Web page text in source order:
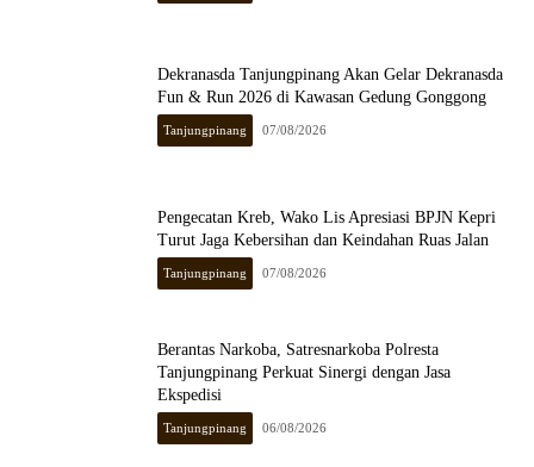
Dekranasda Tanjungpinang Akan Gelar Dekranasda
Fun & Run 2026 di Kawasan Gedung Gonggong
Tanjungpinang 07/08/2026
Pengecatan Kreb, Wako Lis Apresiasi BPJN Kepri
Turut Jaga Kebersihan dan Keindahan Ruas Jalan
Tanjungpinang 07/08/2026
Berantas Narkoba, Satresnarkoba Polresta
Tanjungpinang Perkuat Sinergi dengan Jasa
Ekspedisi
Tanjungpinang 06/08/2026